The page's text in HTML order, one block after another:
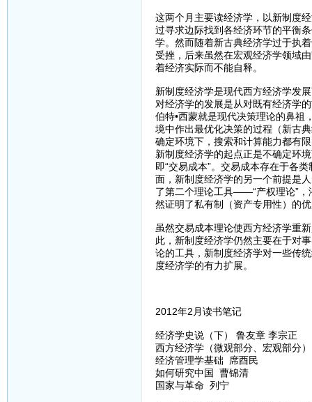
这两个月主要读经济学，以新制度
过寻求边际找到各经济环节的平衡
学。然而随着新古典经济学过于执
受挫，后来虽然在宏观经济学领域
着经济实际而不能自释。
新制度经济学是现代西方经济学发
对经济学的发展是从对既有经济学
伯特•西蒙就是现代决策理论的鼻祖
境中作出最优化决策的过程（新古
确定环境下，搜索和计算能力都有
新制度经济学的起点正是不确定环
即“交易成本”。交易成本存在于各
面，新制度经济学的另一个前提是
了第二个理论工具——“产权理论”，
然证明了私有制（资产专用性）的
虽然交易成本理论使西方经济学重
此，新制度经济学仍然主要在于对
论的工具，新制度经济学对一些传
度经济学的有力扩展。
2012年2月读书笔记
经济学史说（下） 鲁友章 李宗正
西方经济学（微观部分、宏观部分
经济管理学基础 席酉民
如何研究中国 曹锦清
国家与革命 列宁